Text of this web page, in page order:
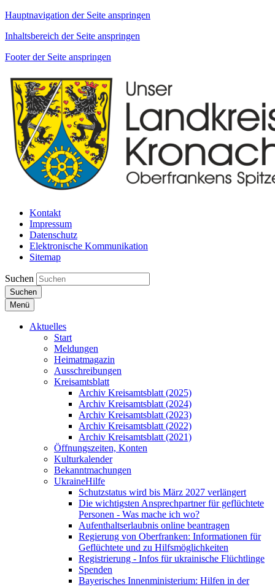
Hauptnavigation der Seite anspringen
Inhaltsbereich der Seite anspringen
Footer der Seite anspringen
Kontakt
Impressum
Datenschutz
Elektronische Kommunikation
Sitemap
Suchen
Suchen
Menü
Aktuelles
Start
Meldungen
Heimatmagazin
Ausschreibungen
Kreisamtsblatt
Archiv Kreisamtsblatt (2025)
Archiv Kreisamtsblatt (2024)
Archiv Kreisamtsblatt (2023)
Archiv Kreisamtsblatt (2022)
Archiv Kreisamtsblatt (2021)
Öffnungszeiten, Konten
Kulturkalender
Bekanntmachungen
UkraineHilfe
Schutzstatus wird bis März 2027 verlängert
Die wichtigsten Ansprechpartner für geflüchtete
Personen - Was mache ich wo?
Aufenthaltserlaubnis online beantragen
Regierung von Oberfranken: Informationen für
Geflüchtete und zu Hilfsmöglichkeiten
Registrierung - Infos für ukrainische Flüchtlinge
Spenden
Bayerisches Innenministerium: Hilfen in der